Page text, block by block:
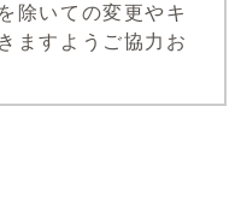
除いての変更やキ
ますようご協力お